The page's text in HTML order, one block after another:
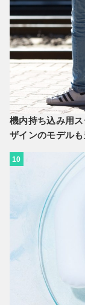
機内持ち込み用
ザインのモデルも
10